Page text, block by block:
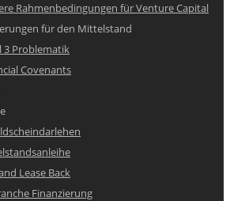
Rahmenbedingungen für Venture Capital
für den Mittelstand
3 Problematik
Covenants
Lease Back
Finanzierung